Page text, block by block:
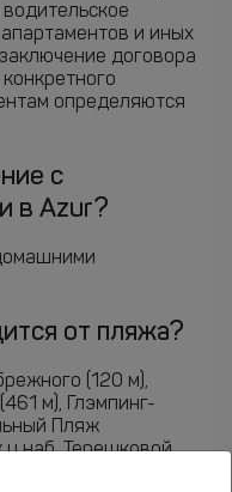
и иных
договора
определяются
с
в Azur?
от пляжа?
(120 м),
м), Глэмпинг-
Пляж
наб. Терешковой